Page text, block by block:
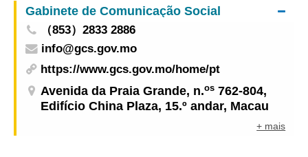
como “Plataforma Sino-Lusófona”
Gabinete de Comunicação Social
（853）2833 2886
info@gcs.gov.mo
https://www.gcs.gov.mo/home/pt
Avenida da Praia Grande, n.os 762-804,
Edifício China Plaza, 15.º andar, Macau
+ mais